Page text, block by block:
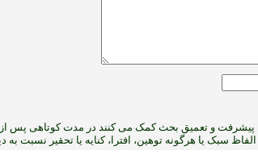
پیشرفت و تعمیق بحث کمک می کنند در مدت کوتاهی پس از
سبک یا هرگونه توهین، افترا، کنایه یا تحقیر نسبت